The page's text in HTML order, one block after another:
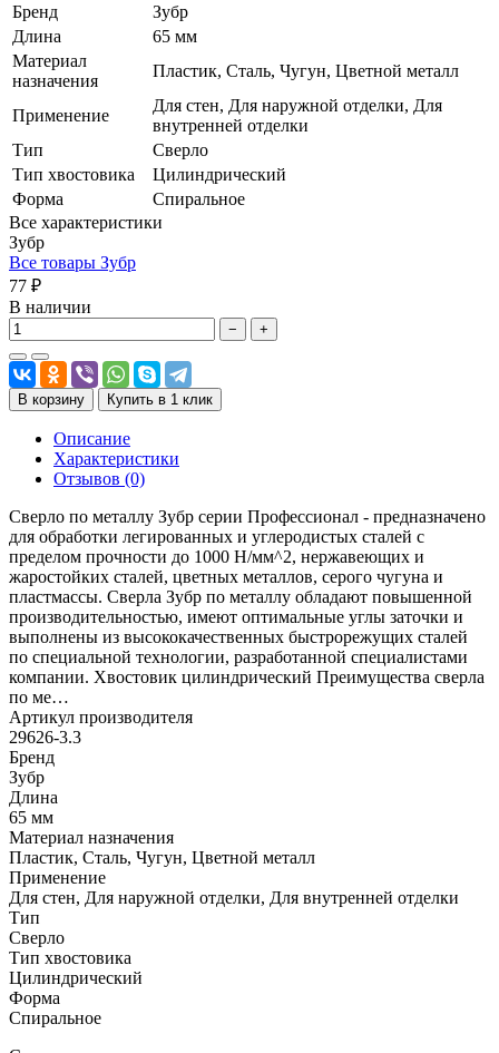
Бренд
Зубр
Длина
65 мм
Материал
назначения
Пластик, Сталь, Чугун, Цветной металл
Применение
Для стен, Для наружной отделки, Для
внутренней отделки
Тип
Сверло
Тип хвостовика
Цилиндрический
Форма
Спиральное
Все характеристики
Зубр
Все товары Зубр
77 ₽
В наличии
− +
В корзину Купить в 1 клик
Описание
Характеристики
Отзывов (0)
Сверло по металлу Зубр серии Профессионал - предназначено
для обработки легированных и углеродистых сталей с
пределом прочности до 1000 Н/мм^2, нержавеющих и
жаростойких сталей, цветных металлов, серого чугуна и
пластмассы. Сверла Зубр по металлу обладают повышенной
производительностью, имеют оптимальные углы заточки и
выполнены из высококачественных быстрорежущих сталей
по специальной технологии, разработанной специалистами
компании. Хвостовик цилиндрический Преимущества сверла
по ме…
Артикул производителя
29626-3.3
Бренд
Зубр
Длина
65 мм
Материал назначения
Пластик, Сталь, Чугун, Цветной металл
Применение
Для стен, Для наружной отделки, Для внутренней отделки
Тип
Сверло
Тип хвостовика
Цилиндрический
Форма
Спиральное